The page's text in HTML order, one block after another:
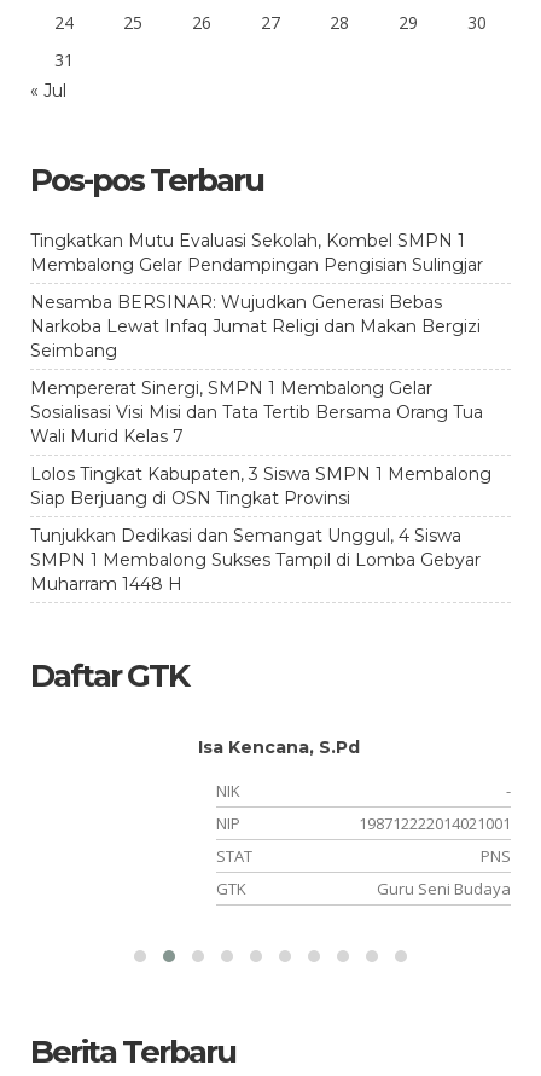
24 25 26 27 28 29
30
31
« Jul
Pos-pos Terbaru
Tingkatkan Mutu Evaluasi Sekolah, Kombel SMPN 1
Membalong Gelar Pendampingan Pengisian Sulingjar
Nesamba BERSINAR: Wujudkan Generasi Bebas
Narkoba Lewat Infaq Jumat Religi dan Makan Bergizi
Seimbang
Mempererat Sinergi, SMPN 1 Membalong Gelar
Sosialisasi Visi Misi dan Tata Tertib Bersama Orang Tua
Wali Murid Kelas 7
Lolos Tingkat Kabupaten, 3 Siswa SMPN 1 Membalong
Siap Berjuang di OSN Tingkat Provinsi
Tunjukkan Dedikasi dan Semangat Unggul, 4 Siswa
SMPN 1 Membalong Sukses Tampil di Lomba Gebyar
Muharram 1448 H
Daftar GTK
Isa Kencana, S.Pd
NIK
-
NIP
198712222014021001
STAT
PNS
GTK
Guru Seni Budaya
Berita Terbaru